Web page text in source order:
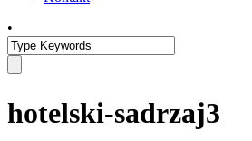
•
hotelski-sadrzaj3